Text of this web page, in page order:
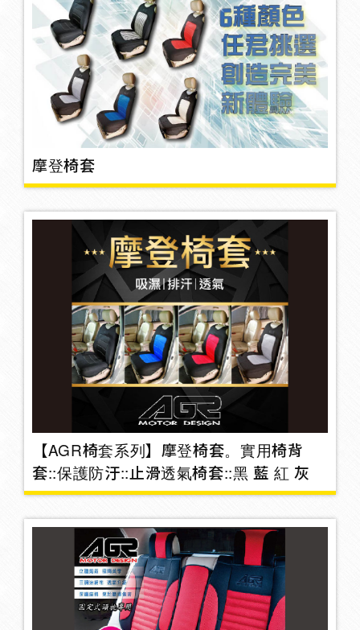
摩登椅套
【AGR椅套系列】摩登椅套。實用椅背
套::保護防汙::止滑透氣椅套::黑 藍 紅 灰
打氣機/吸塵器/打蠟機 6
救車線
三角架
警示燈
晴雨窗
避光墊 5
窗簾 2
雨刷片/頂高器
遮陽系列36